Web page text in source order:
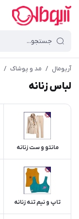
آریومال / مد و پوشاک /
لباس زنانه
مانتو و ست زنانه
تاپ و نیم تنه زنانه